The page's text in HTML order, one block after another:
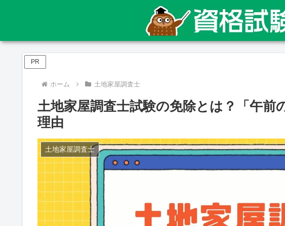
PR
ホーム 土地家屋調査士
土地家屋調査士試験の免除とは？「午前
理由
土地家屋調査士